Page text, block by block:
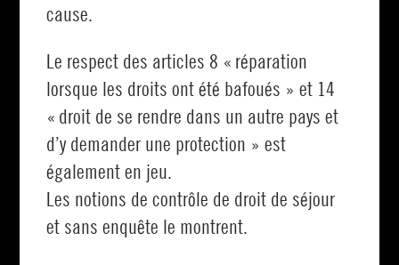
cause.
Le respect des articles 8 « réparation
lorsque les droits ont été bafoués » et 14
« droit de se rendre dans un autre pays et
d’y demander une protection » est
également en jeu.
Les notions de contrôle de droit de séjour
et sans enquête le montrent.